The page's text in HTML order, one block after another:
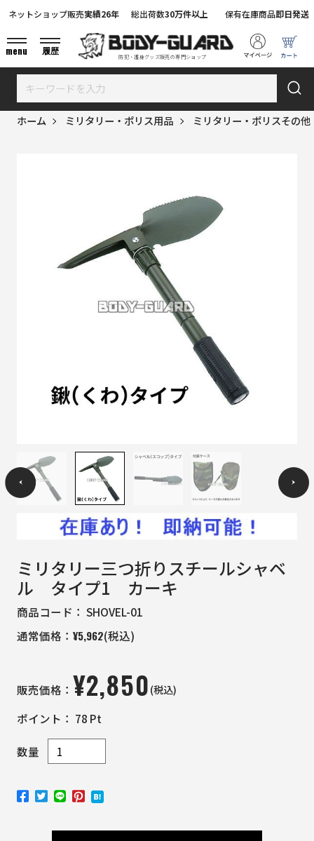
防犯・護身グッズ販売の専門ショップ
ネットショップ販売実績26年 総出荷数30万件以上 保有在庫商品即日発送
menu 履歴
ホーム ミリタリー・ポリス用品 ミリタリー・ポリスその他
ミリタリー三つ折りスチールシャベ
ル タイプ1 カーキ
商品コード： SHOVEL-01
通常価格： ¥5,962(税込)
販売価格： ¥2,850(税込)
ポイント： 78 Pt
数量